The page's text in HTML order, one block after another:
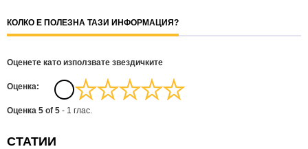
КОЛКО Е ПОЛЕЗНА ТАЗИ ИНФОРМАЦИЯ?
Оценете като използвате звездичките
Oценка:
Оценка 5 of 5 - 1 глас.
СТАТИИ